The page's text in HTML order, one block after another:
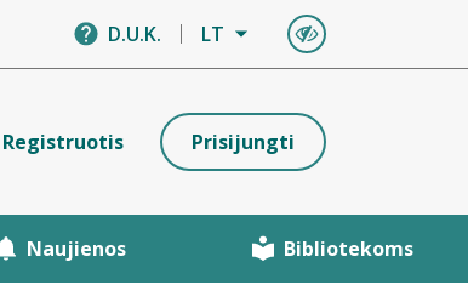
D.U.K. LT
Registruotis Prisijungti
Naujienos Bibliotekoms